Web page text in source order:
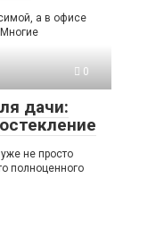
а в офисе
0
дачи:
не просто
полноценного